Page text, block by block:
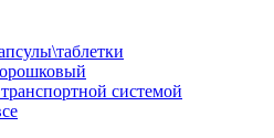
системой